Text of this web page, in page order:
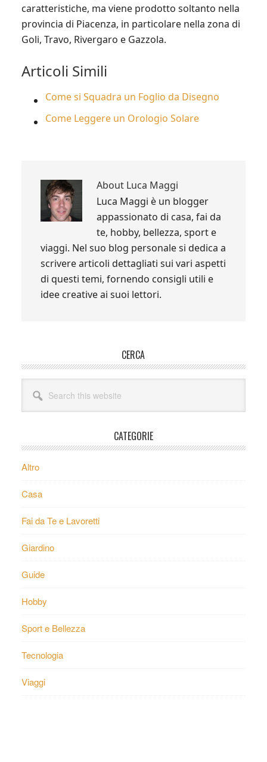
caratteristiche, ma viene prodotto soltanto nella
provincia di Piacenza, in particolare nella zona di
Goli, Travo, Rivergaro e Gazzola.
Articoli Simili
Come si Squadra un Foglio da Disegno
Come Leggere un Orologio Solare
About Luca Maggi
Luca Maggi è un blogger
appassionato di casa, fai da
te, hobby, bellezza, sport e
viaggi. Nel suo blog personale si dedica a
scrivere articoli dettagliati sui vari aspetti
di questi temi, fornendo consigli utili e
idee creative ai suoi lettori.
Sidebar
CERCA
this
website
CATEGORIE
Altro
Casa
Fai da Te e Lavoretti
Giardino
Guide
Hobby
Sport e Bellezza
Tecnologia
Viaggi